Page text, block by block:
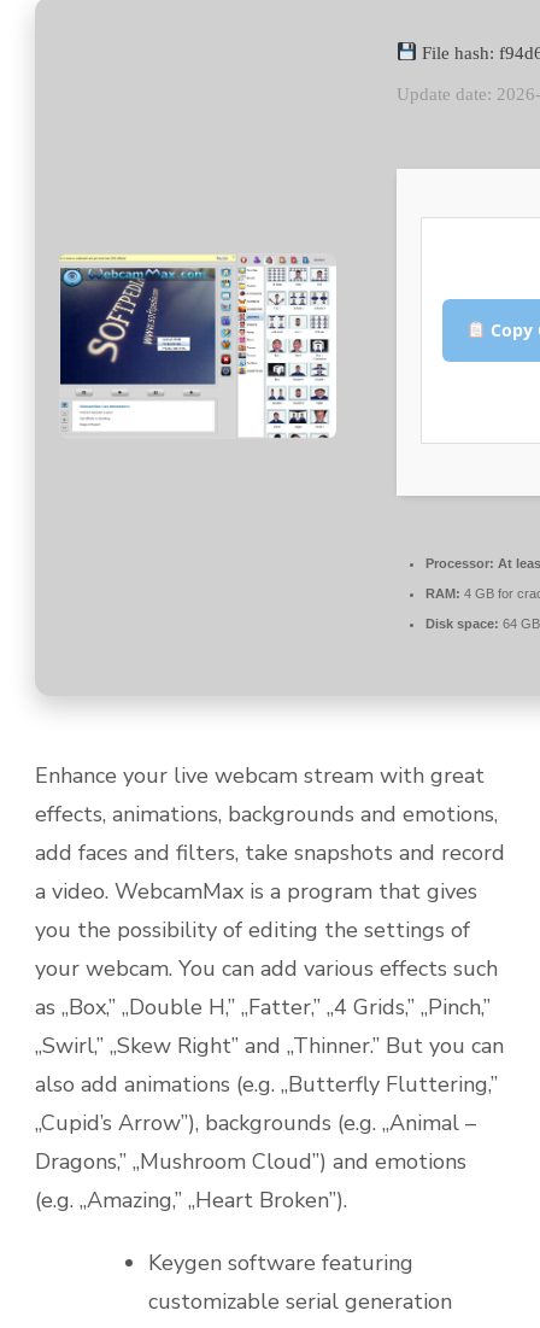
File hash:
Update date:
Copy
Processor: At
RAM: 4 GB for
Disk space: 64
Enhance your live webcam stream with great
effects, animations, backgrounds and emotions,
add faces and filters, take snapshots and record
a video. WebcamMax is a program that gives
you the possibility of editing the settings of
your webcam. You can add various effects such
as „Box,” „Double H,” „Fatter,” „4 Grids,” „Pinch,”
„Swirl,” „Skew Right” and „Thinner.” But you can
also add animations (e.g. „Butterfly Fluttering,”
„Cupid’s Arrow”), backgrounds (e.g. „Animal –
Dragons,” „Mushroom Cloud”) and emotions
(e.g. „Amazing,” „Heart Broken”).
Keygen software featuring
customizable serial generation